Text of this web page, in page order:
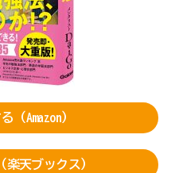
（Amazon）
天ブックス）